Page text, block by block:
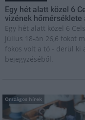
Egy hét alatt közel 6
vizének hőmérséklete
Egy hét alatt közel 6
július 18-án 26,6 fokot
fokos volt a tó - derül ki
bejegyzéséből.
Országos hírek